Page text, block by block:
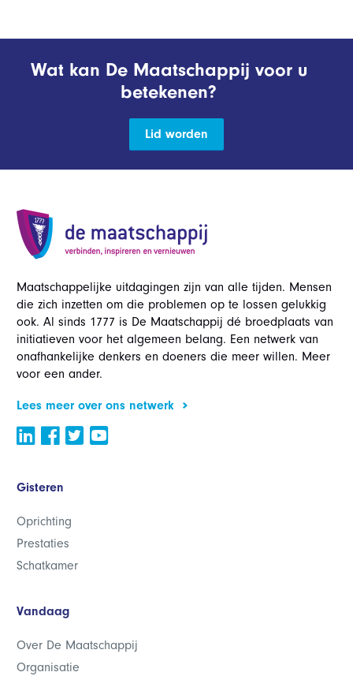
Wat kan De Maatschappij voor u
betekenen?
Lid worden
Maatschappelijke uitdagingen zijn van alle tijden. Mensen
die zich inzetten om die problemen op te lossen gelukkig
ook. Al sinds 1777 is De Maatschappij dé broedplaats van
initiatieven voor het algemeen belang. Een netwerk van
onafhankelijke denkers en doeners die meer willen. Meer
voor een ander.
Lees meer over ons netwerk
Gisteren
Oprichting
Prestaties
Schatkamer
Vandaag
Over De Maatschappij
Organisatie